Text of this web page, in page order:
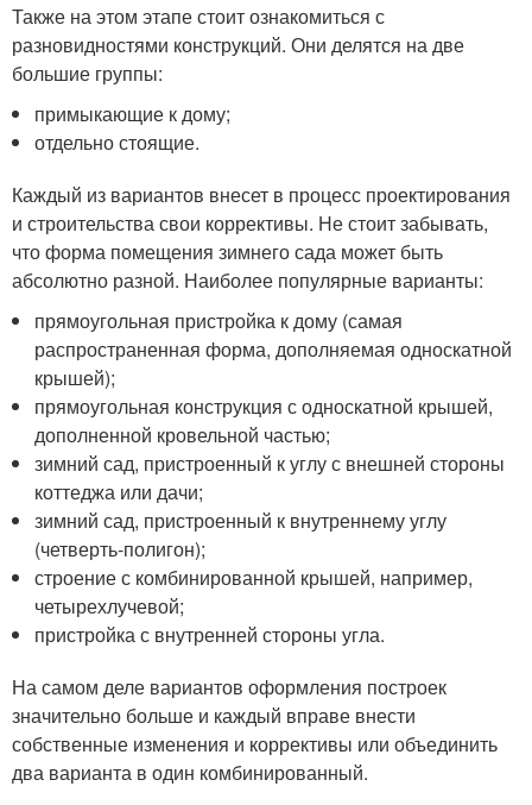
Также на этом этапе стоит ознакомиться с
разновидностями конструкций. Они делятся на две
большие группы:
примыкающие к дому;
отдельно стоящие.
Каждый из вариантов внесет в процесс проектирования
и строительства свои коррективы. Не стоит забывать,
что форма помещения зимнего сада может быть
абсолютно разной. Наиболее популярные варианты:
прямоугольная пристройка к дому (самая
распространенная форма, дополняемая односкатной
крышей);
прямоугольная конструкция с односкатной крышей,
дополненной кровельной частью;
зимний сад, пристроенный к углу с внешней стороны
коттеджа или дачи;
зимний сад, пристроенный к внутреннему углу
(четверть-полигон);
строение с комбинированной крышей, например,
четырехлучевой;
пристройка с внутренней стороны угла.
На самом деле вариантов оформления построек
значительно больше и каждый вправе внести
собственные изменения и коррективы или объединить
два варианта в один комбинированный.